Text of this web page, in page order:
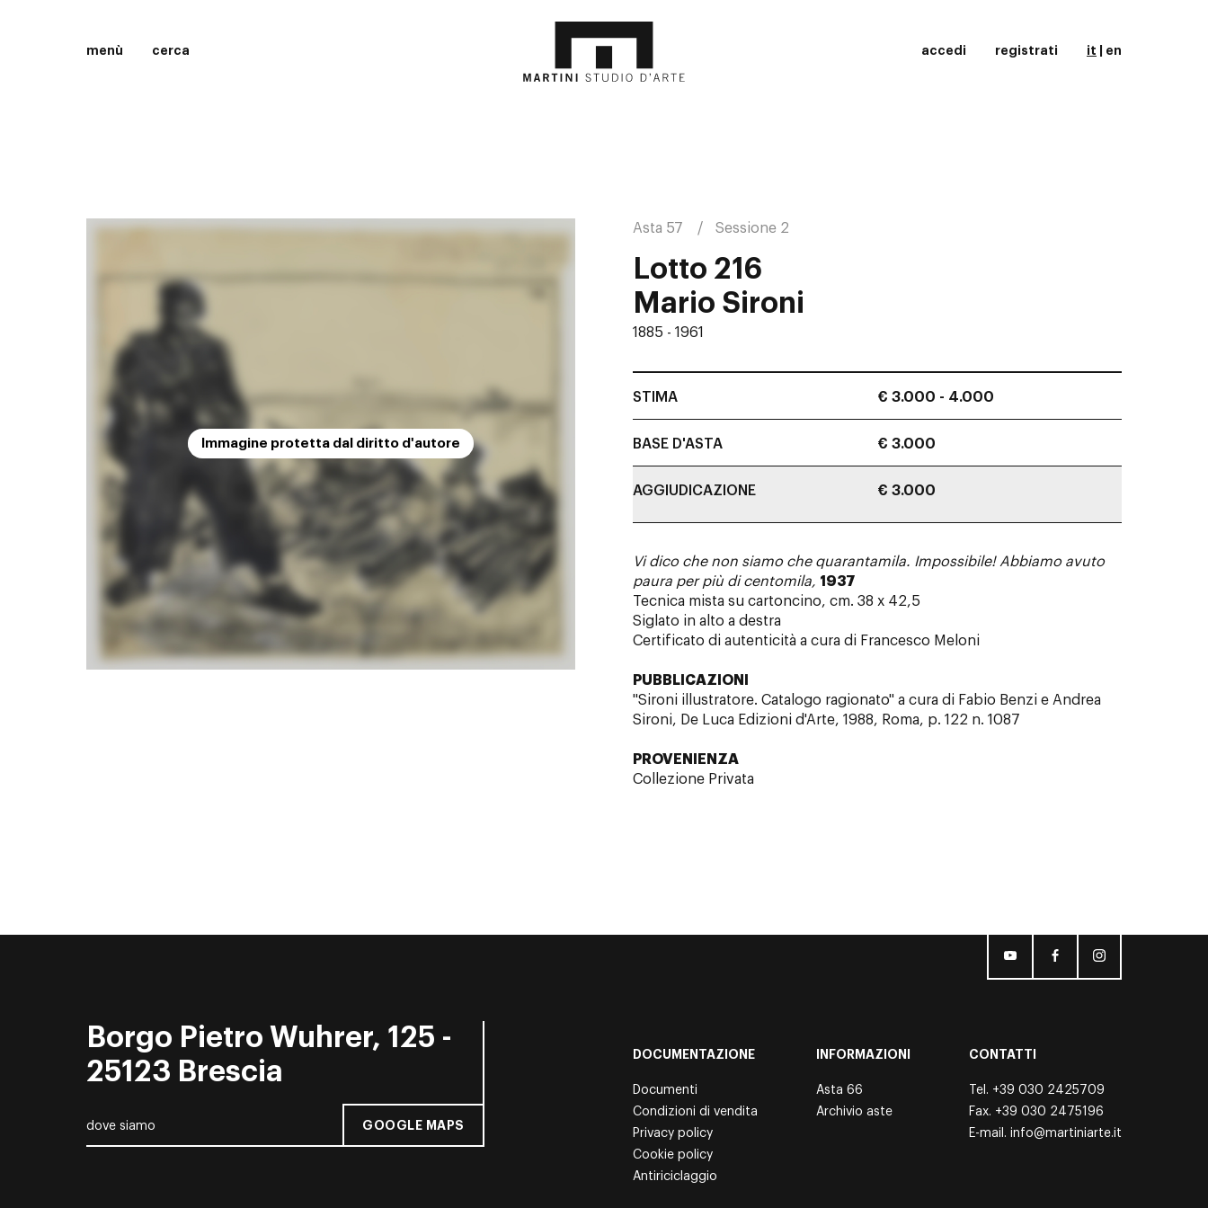
menù cerca accedi registrati it en
Immagine protetta dal diritto d'autore
Asta 57 Sessione 2
Lotto 216
Mario Sironi
1885 - 1961
STIMA € 3.000 - 4.000
BASE D'ASTA € 3.000
AGGIUDICAZIONE € 3.000
Vi dico che non siamo che quarantamila. Impossibile! Abbiamo avuto
paura per più di centomila, 1937
Tecnica mista su cartoncino, cm. 38 x 42,5
Siglato in alto a destra
Certificato di autenticità a cura di Francesco Meloni
PUBBLICAZIONI
"Sironi illustratore. Catalogo ragionato" a cura di Fabio Benzi e Andrea
Sironi, De Luca Edizioni d'Arte, 1988, Roma, p. 122 n. 1087
PROVENIENZA
Collezione Privata
Borgo Pietro Wuhrer, 125 -
25123 Brescia
dove siamo GOOGLE MAPS
DOCUMENTAZIONE
Documenti
Condizioni di vendita
Privacy policy
Cookie policy
Antiriciclaggio
INFORMAZIONI
Asta 66
Archivio aste
CONTATTI
Tel. +39 030 2425709
Fax. +39 030 2475196
E-mail. info@martiniarte.it